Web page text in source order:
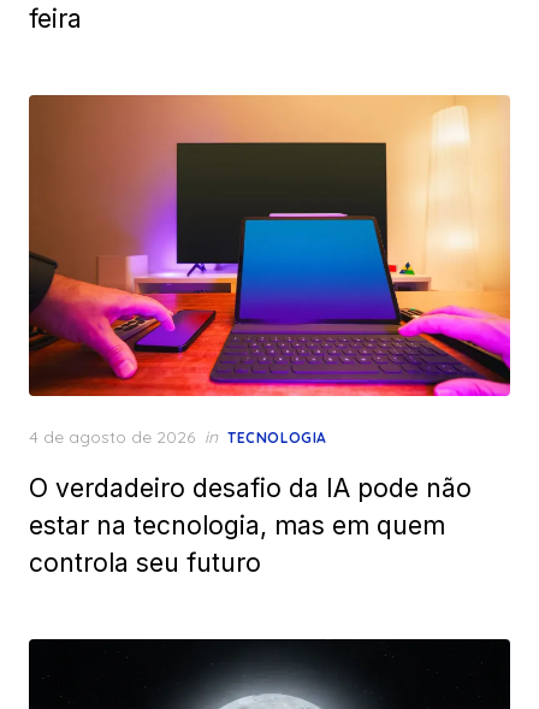
feira
Posted
4 de agosto de 2026 in TECNOLOGIA
O verdadeiro desafio da IA pode não
estar na tecnologia, mas em quem
controla seu futuro